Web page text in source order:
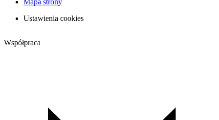
Mapa strony
Ustawienia cookies
Współpraca